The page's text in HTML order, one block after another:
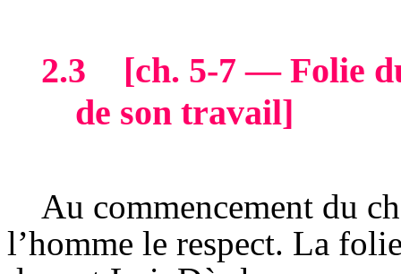
2.3 [ch. 5-7 — Folie
de son travail]
Au commencement du
l’homme le respect. La